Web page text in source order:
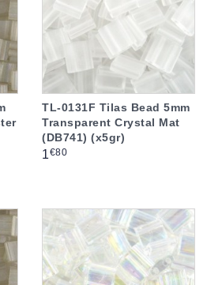
TL-0131F Tilas Bead 5mm
Transparent Crystal Mat
(DB741) (x5gr)
Prix
1€80